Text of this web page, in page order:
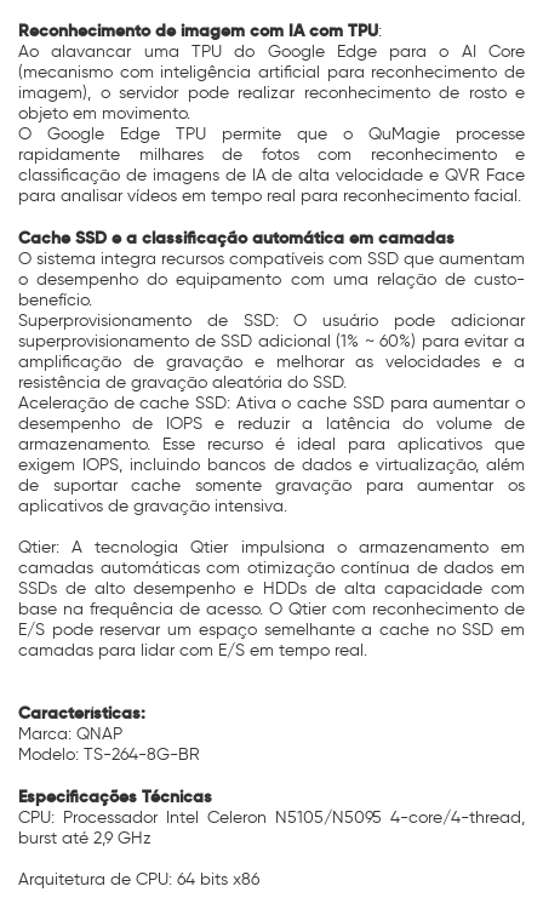
Reconhecimento de imagem com IA com TPU:
Ao alavancar uma TPU do Google Edge para o AI Core
(mecanismo com inteligência artificial para reconhecimento de
imagem), o servidor pode realizar reconhecimento de rosto e
objeto em movimento.
O Google Edge TPU permite que o QuMagie processe
rapidamente milhares de fotos com reconhecimento e
classificação de imagens de IA de alta velocidade e QVR Face
para analisar vídeos em tempo real para reconhecimento facial.
Cache SSD e a classificação automática em camadas
O sistema integra recursos compatíveis com SSD que aumentam
o desempenho do equipamento com uma relação de custo-
benefício.
Superprovisionamento de SSD: O usuário pode adicionar
superprovisionamento de SSD adicional (1% ~ 60%) para evitar a
amplificação de gravação e melhorar as velocidades e a
resistência de gravação aleatória do SSD.
Aceleração de cache SSD: Ativa o cache SSD para aumentar o
desempenho de IOPS e reduzir a latência do volume de
armazenamento. Esse recurso é ideal para aplicativos que
exigem IOPS, incluindo bancos de dados e virtualização, além
de suportar cache somente gravação para aumentar os
aplicativos de gravação intensiva.
Qtier: A tecnologia Qtier impulsiona o armazenamento em
camadas automáticas com otimização contínua de dados em
SSDs de alto desempenho e HDDs de alta capacidade com
base na frequência de acesso. O Qtier com reconhecimento de
E/S pode reservar um espaço semelhante a cache no SSD em
camadas para lidar com E/S em tempo real.
Características:
Marca: QNAP
Modelo: TS-264-8G-BR
Especificações Técnicas
CPU: Processador Intel Celeron N5105/N5095 4-core/4-thread,
burst até 2,9 GHz
Arquitetura de CPU: 64 bits x86